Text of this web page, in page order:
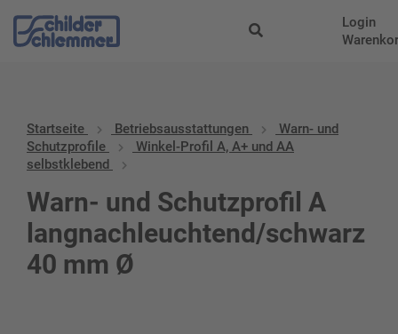
Login
Startseite Betriebs­aus­stattungen
Warn- und
Schutzprofile
Winkel-Profil A, A+ und AA
selbstklebend
Warn- und Schutzprofil A
langnachleuchtend/schwarz
40 mm Ø